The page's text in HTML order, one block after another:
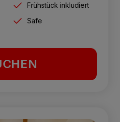
Frühstück inkludiert
Safe